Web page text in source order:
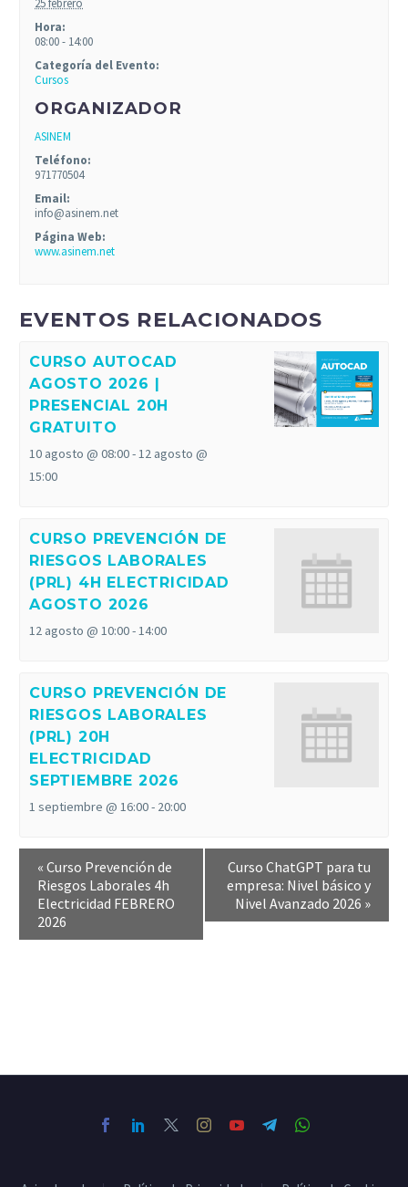
Hora:
08:00 - 14:00
Categoría del Evento:
Cursos
ORGANIZADOR
ASINEM
Teléfono:
971770504
Email:
info@asinem.net
Página Web:
www.asinem.net
EVENTOS RELACIONADOS
CURSO AUTOCAD
AGOSTO 2026 |
PRESENCIAL 20H
GRATUITO
10 agosto @ 08:00-12 agosto @
15:00
CURSO PREVENCIÓN DE
RIESGOS LABORALES
(PRL) 4H ELECTRICIDAD
AGOSTO 2026
12 agosto @ 10:00-14:00
CURSO PREVENCIÓN DE
RIESGOS LABORALES
(PRL) 20H
ELECTRICIDAD
SEPTIEMBRE 2026
1 septiembre @ 16:00- 20:00
« Curso Prevención de
Riesgos Laborales 4h
Electricidad FEBRERO
2026
Curso ChatGPT para tu
empresa: Nivel básico y
Nivel Avanzado 2026 »